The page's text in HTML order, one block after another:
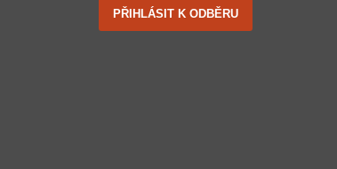
PŘIHLÁSIT K ODBĚRU